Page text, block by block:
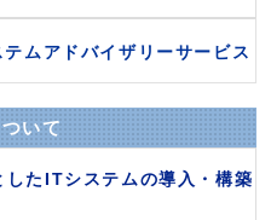
ムアドバイザリーサービス
いて
たITシステムの導入・構築